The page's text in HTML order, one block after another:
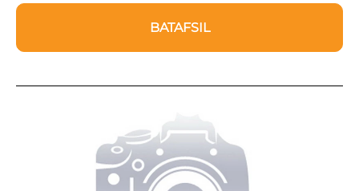
BATAFSIL